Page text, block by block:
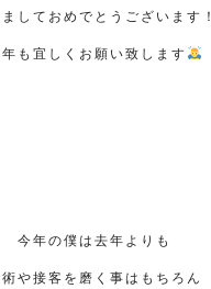
しておめでとうございます！
も宜しくお願い致します
今年の僕は去年よりも
や接客を磨く事はもちろん